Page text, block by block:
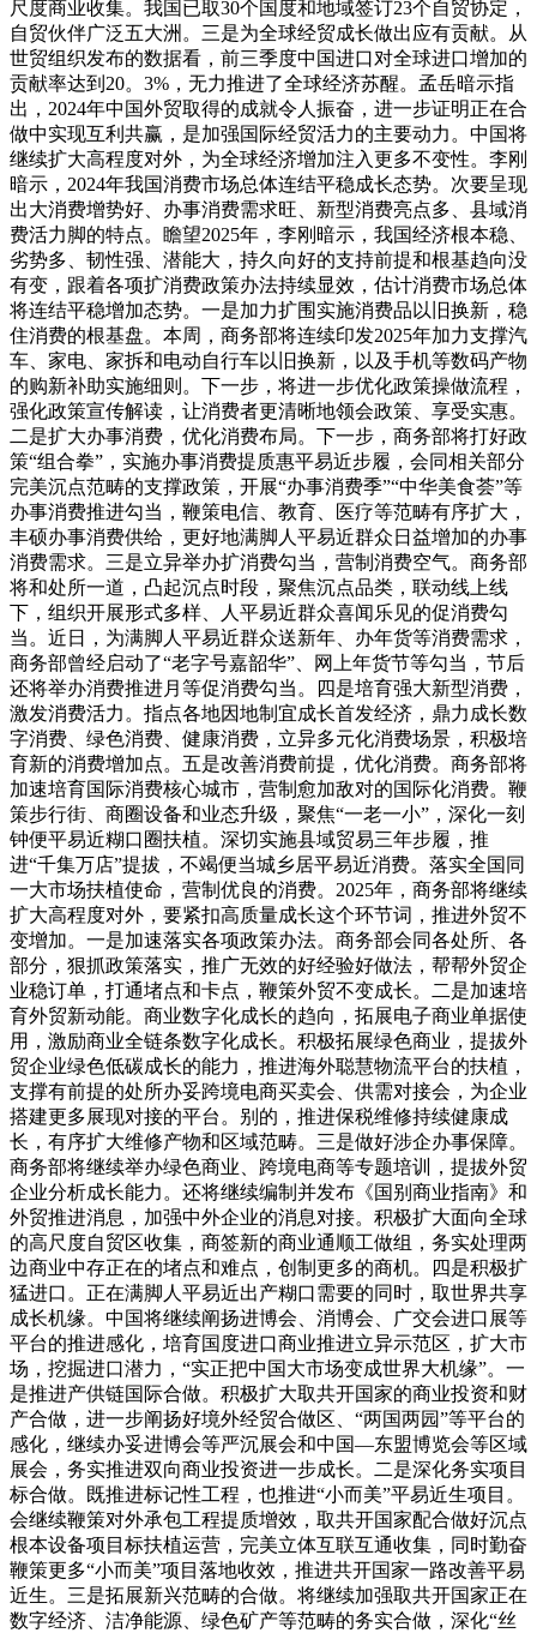
尺度商业收集。我国已取30个国度和地域签订23个自贸协定，
自贸伙伴广泛五大洲。三是为全球经贸成长做出应有贡献。从
世贸组织发布的数据看，前三季度中国进口对全球进口增加的
贡献率达到20。3%，无力推进了全球经济苏醒。孟岳暗示指
出，2024年中国外贸取得的成就令人振奋，进一步证明正在合
做中实现互利共赢，是加强国际经贸活力的主要动力。中国将
继续扩大高程度对外，为全球经济增加注入更多不变性。李刚
暗示，2024年我国消费市场总体连结平稳成长态势。次要呈现
出大消费增势好、办事消费需求旺、新型消费亮点多、县域消
费活力脚的特点。瞻望2025年，李刚暗示，我国经济根本稳、
劣势多、韧性强、潜能大，持久向好的支持前提和根基趋向没
有变，跟着各项扩消费政策办法持续显效，估计消费市场总体
将连结平稳增加态势。一是加力扩围实施消费品以旧换新，稳
住消费的根基盘。本周，商务部将连续印发2025年加力支撑汽
车、家电、家拆和电动自行车以旧换新，以及手机等数码产物
的购新补助实施细则。下一步，将进一步优化政策操做流程，
强化政策宣传解读，让消费者更清晰地领会政策、享受实惠。
二是扩大办事消费，优化消费布局。下一步，商务部将打好政
策“组合拳”，实施办事消费提质惠平易近步履，会同相关部分
完美沉点范畴的支撑政策，开展“办事消费季”“中华美食荟”等
办事消费推进勾当，鞭策电信、教育、医疗等范畴有序扩大，
丰硕办事消费供给，更好地满脚人平易近群众日益增加的办事
消费需求。三是立异举办扩消费勾当，营制消费空气。商务部
将和处所一道，凸起沉点时段，聚焦沉点品类，联动线上线
下，组织开展形式多样、人平易近群众喜闻乐见的促消费勾
当。近日，为满脚人平易近群众送新年、办年货等消费需求，
商务部曾经启动了“老字号嘉韶华”、网上年货节等勾当，节后
还将举办消费推进月等促消费勾当。四是培育强大新型消费，
激发消费活力。指点各地因地制宜成长首发经济，鼎力成长数
字消费、绿色消费、健康消费，立异多元化消费场景，积极培
育新的消费增加点。五是改善消费前提，优化消费。商务部将
加速培育国际消费核心城市，营制愈加敌对的国际化消费。鞭
策步行街、商圈设备和业态升级，聚焦“一老一小”，深化一刻
钟便平易近糊口圈扶植。深切实施县域贸易三年步履，推
进“千集万店”提拔，不竭便当城乡居平易近消费。落实全国同
一大市场扶植使命，营制优良的消费。2025年，商务部将继续
扩大高程度对外，要紧扣高质量成长这个环节词，推进外贸不
变增加。一是加速落实各项政策办法。商务部会同各处所、各
部分，狠抓政策落实，推广无效的好经验好做法，帮帮外贸企
业稳订单，打通堵点和卡点，鞭策外贸不变成长。二是加速培
育外贸新动能。商业数字化成长的趋向，拓展电子商业单据使
用，激励商业全链条数字化成长。积极拓展绿色商业，提拔外
贸企业绿色低碳成长的能力，推进海外聪慧物流平台的扶植，
支撑有前提的处所办妥跨境电商买卖会、供需对接会，为企业
搭建更多展现对接的平台。别的，推进保税维修持续健康成
长，有序扩大维修产物和区域范畴。三是做好涉企办事保障。
商务部将继续举办绿色商业、跨境电商等专题培训，提拔外贸
企业分析成长能力。还将继续编制并发布《国别商业指南》和
外贸推进消息，加强中外企业的消息对接。积极扩大面向全球
的高尺度自贸区收集，商签新的商业通顺工做组，务实处理两
边商业中存正在的堵点和难点，创制更多的商机。四是积极扩
猛进口。正在满脚人平易近出产糊口需要的同时，取世界共享
成长机缘。中国将继续阐扬进博会、消博会、广交会进口展等
平台的推进感化，培育国度进口商业推进立异示范区，扩大市
场，挖掘进口潜力，“实正把中国大市场变成世界大机缘”。一
是推进产供链国际合做。积极扩大取共开国家的商业投资和财
产合做，进一步阐扬好境外经贸合做区、“两国两园”等平台的
感化，继续办妥进博会等严沉展会和中国—东盟博览会等区域
展会，务实推进双向商业投资进一步成长。二是深化务实项目
标合做。既推进标记性工程，也推进“小而美”平易近生项目。
会继续鞭策对外承包工程提质增效，取共开国家配合做好沉点
根本设备项目标扶植运营，完美立体互联互通收集，同时勤奋
鞭策更多“小而美”项目落地收效，推进共开国家一路改善平易
近生。三是拓展新兴范畴的合做。将继续加强取共开国家正在
数字经济、洁净能源、绿色矿产等范畴的务实合做，深化“丝